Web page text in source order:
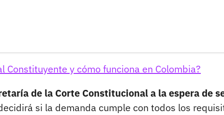
Constituyente y cómo funciona en Colombia?
de la Corte Constitucional a la espera de
si la demanda cumple con todos los